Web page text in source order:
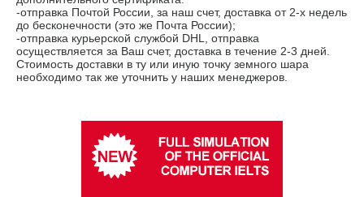
-отправка Почтой России, за наш счет, доставка от 2-х недель
до бесконечности (это же Почта России);
-отправка курьерской службой DHL, отправка
осуществляется за Ваш счет, доставка в течение 2-3 дней.
Стоимость доставки в ту или иную точку земного шара
необходимо так же уточнить у наших менеджеров.